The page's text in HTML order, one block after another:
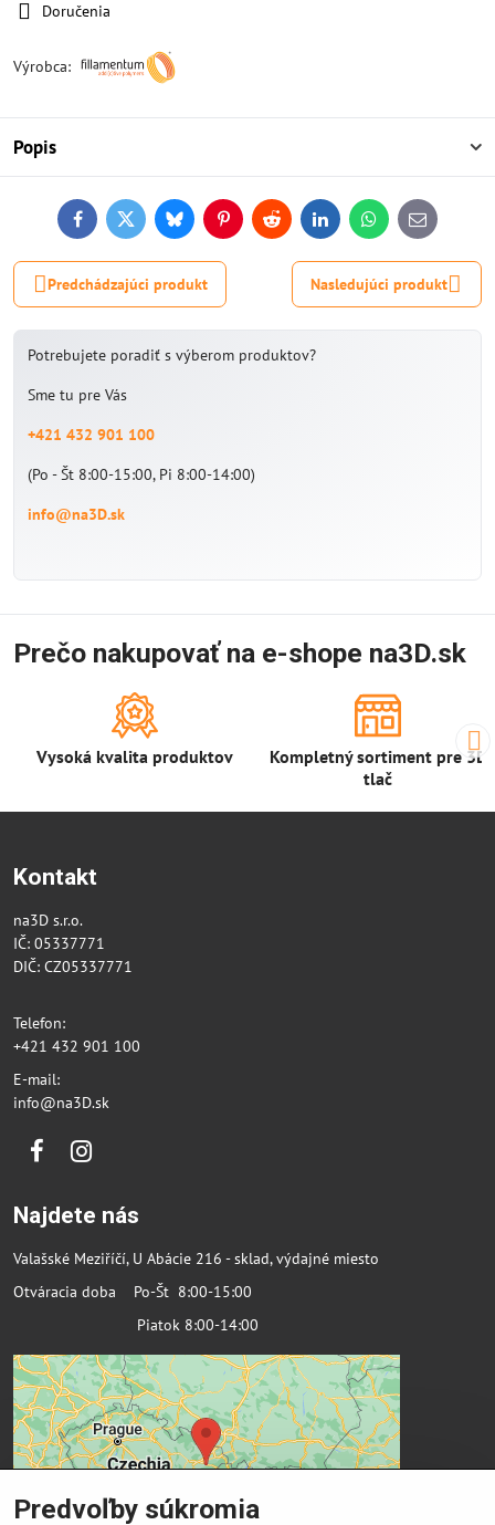
Doručenia
Výrobca:
Popis
FacebookTwitterBlueskyPinterestReddit LinkedInWhatsApp
E-
mail
Predchádzajúci produkt Nasledujúci produkt
Potrebujete poradiť s výberom produktov?
Sme tu pre Vás
+421 432 901 100
(Po - Št 8:00-15:00, Pi 8:00-14:00)
info@na3D.sk
Prečo nakupovať na e-shope na3D.sk
Vysoká kvalita produktov
Kompletný sortiment pre 3D
tlač
Kontakt
na3D s.r.o.
IČ: 05337771
DIČ: CZ05337771
Telefon:
+421 432 901 100
E-mail:
info@na3D.sk
FacebookInstagram
Najdete nás
Valašské Meziříčí, U Abácie 216 - sklad, výdajné miesto
Otváracia doba Po-Št 8:00-15:00
Piatok 8:00-14:00
Predvoľby súkromia